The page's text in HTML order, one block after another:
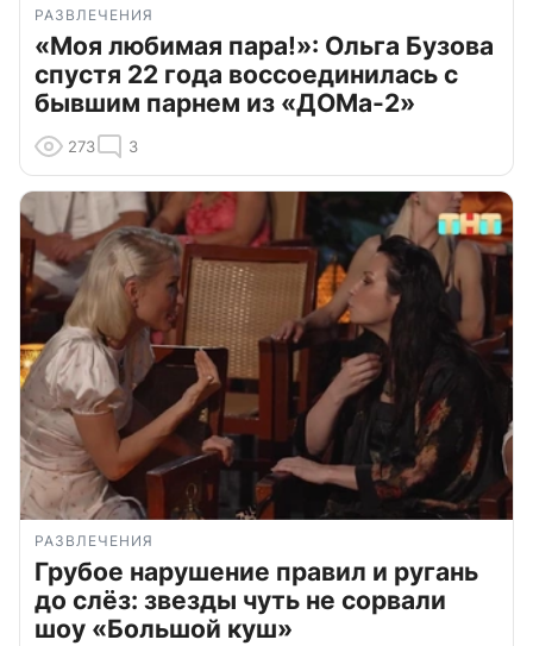
РАЗВЛЕЧЕНИЯ
«Моя любимая пара!»: Ольга Бузова
спустя 22 года воссоединилась с
бывшим парнем из «ДОМа-2»
273 3
РАЗВЛЕЧЕНИЯ
Грубое нарушение правил и ругань
до слёз: звезды чуть не сорвали
шоу «Большой куш»